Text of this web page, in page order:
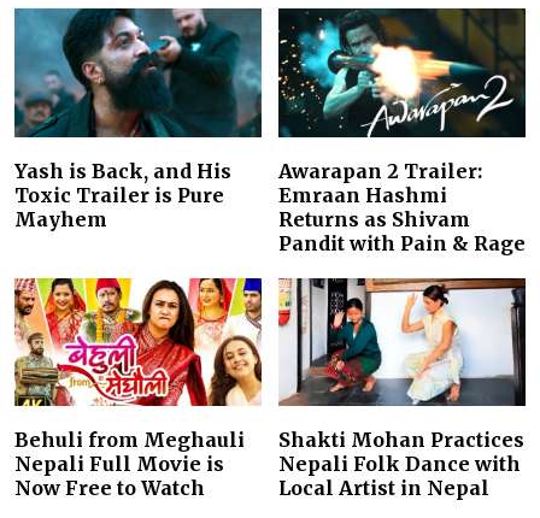
Yash is Back, and His
Toxic Trailer is Pure
Mayhem
Awarapan 2 Trailer:
Emraan Hashmi
Returns as Shivam
Pandit with Pain & Rage
Behuli from Meghauli
Nepali Full Movie is
Now Free to Watch
Shakti Mohan Practices
Nepali Folk Dance with
Local Artist in Nepal